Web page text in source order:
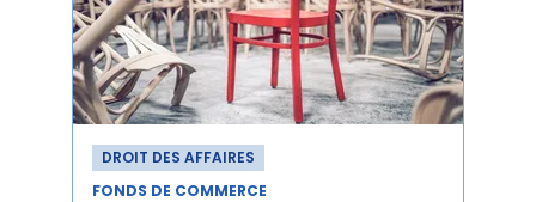
DROIT DES AFFAIRES
FONDS DE COMMERCE